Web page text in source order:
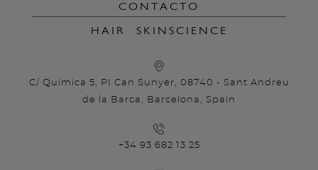
CONTACTO
HAIR SKINSCIENCE
C/ Química 5, PI Can Sunyer, 08740 - Sant Andreu
de la Barca, Barcelona, Spain
+34 93 682 13 25